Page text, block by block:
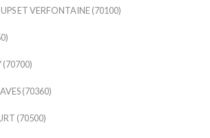
ET VERFONTAINE (70100)
(70700)
(70360)
(70500)